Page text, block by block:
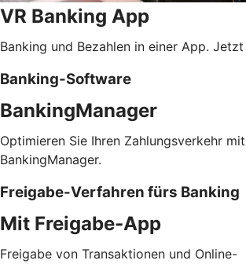
VR Banking App
Banking und Bezahlen in einer App.
Banking-Software
BankingManager
Optimieren Sie Ihren Zahlungsverkehr
BankingManager.
Freigabe-Verfahren fürs Banking
Mit Freigabe-App
Freigabe von Transaktionen und Online-